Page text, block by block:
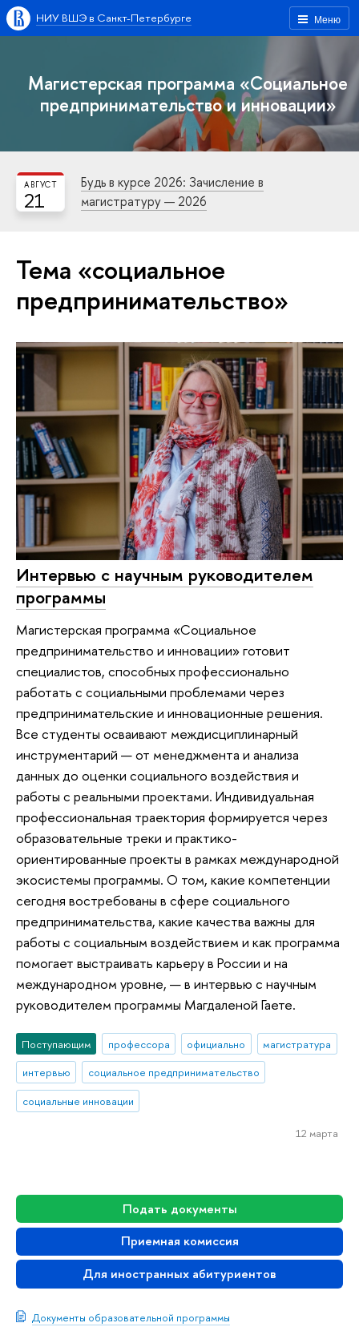
Меню
НИУ ВШЭ в Санкт-Петербурге
Магистерская программа «Социальное
предпринимательство и инновации»
21
АВГУСТ
Будь в курсе 2026: Зачисление в
магистратуру — 2026
Подать документы
Приемная комиссия
Для иностранных абитуриентов
Документы образовательной программы
Тема «социальное
предпринимательство»
Интервью с научным руководителем
программы
Магистерская программа «Социальное
предпринимательство и инновации» готовит
специалистов, способных профессионально
работать с социальными проблемами через
предпринимательские и инновационные решения.
Все студенты осваивают междисциплинарный
инструментарий — от менеджмента и анализа
данных до оценки социального воздействия и
работы с реальными проектами. Индивидуальная
профессиональная траектория формируется через
образовательные треки и практико-
ориентированные проекты в рамках международной
экосистемы программы. О том, какие компетенции
сегодня востребованы в сфере социального
предпринимательства, какие качества важны для
работы с социальным воздействием и как программа
помогает выстраивать карьеру в России и на
международном уровне, — в интервью с научным
руководителем программы Магдаленой Гаете.
Поступающим профессора официально
магистратура
интервью
социальное предпринимательство
социальные инновации
12 марта